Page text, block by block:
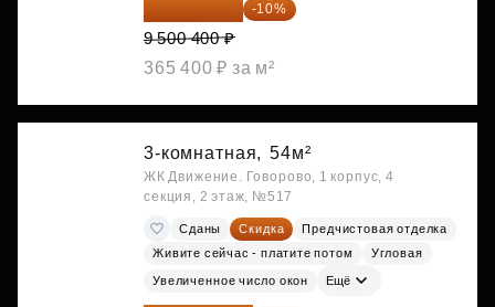
-10%
9 500 400 ₽
365 400 ₽ за м²
3-комнатная, 54м²
ЖК Движение. Говорово, 1 корпус, 4
секция, 2 этаж, №517
Сданы Скидка
Предчистовая отделка
Живите сейчас - платите потом
Угловая
Увеличенное число окон Ещё